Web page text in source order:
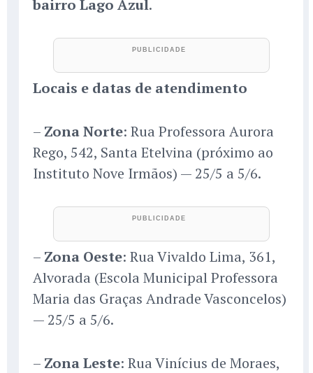
bairro Lago Azul.
Locais e datas de atendimento
– Zona Norte: Rua Professora Aurora
Rego, 542, Santa Etelvina (próximo ao
Instituto Nove Irmãos) — 25/5 a 5/6.
– Zona Oeste: Rua Vivaldo Lima, 361,
Alvorada (Escola Municipal Professora
Maria das Graças Andrade Vasconcelos)
— 25/5 a 5/6.
– Zona Leste: Rua Vinícius de Moraes,